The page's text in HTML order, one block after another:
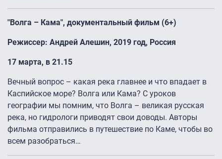
"Волга – Кама", документальный фильм (6+)
Режиссер: Андрей Алешин, 2019 год, Россия
17 марта, в 21.15
Вечный вопрос – какая река главнее и что впадает в
Каспийское море? Волга или Кама? С уроков
географии мы помним, что Волга – великая русская
река, но гидрологи приводят свои доводы. Авторы
фильма отправились в путешествие по Каме, чтобы во
всем разобраться…